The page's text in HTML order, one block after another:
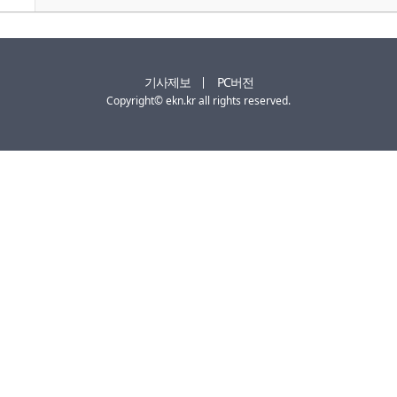
기사제보 PC버전
Copyright© ekn.kr all rights reserved.